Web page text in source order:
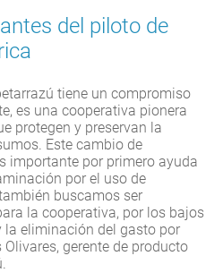
del piloto de
tiene un compromiso
es una cooperativa pionera
protegen y preservan la
Este cambio de
importante por primero ayuda
por el uso de
buscamos ser
la cooperativa, por los bajos
eliminación del gasto por
gerente de producto